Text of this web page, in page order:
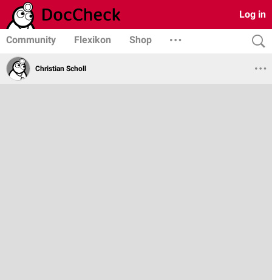
Log in
Community Flexikon Shop
Christian Scholl